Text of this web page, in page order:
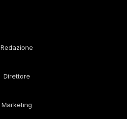
Redazione
Direttore
Marketing